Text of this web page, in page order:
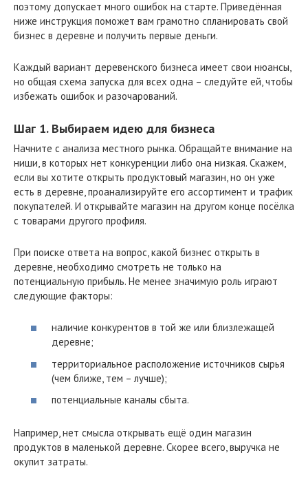
поэтому допускает много ошибок на старте. Приведённая
ниже инструкция поможет вам грамотно спланировать свой
бизнес в деревне и получить первые деньги.
Каждый вариант деревенского бизнеса имеет свои нюансы,
но общая схема запуска для всех одна – следуйте ей, чтобы
избежать ошибок и разочарований.
Шаг 1. Выбираем идею для бизнеса
Начните с анализа местного рынка. Обращайте внимание на
ниши, в которых нет конкуренции либо она низкая. Скажем,
если вы хотите открыть продуктовый магазин, но он уже
есть в деревне, проанализируйте его ассортимент и трафик
покупателей. И открывайте магазин на другом конце посёлка
с товарами другого профиля.
При поиске ответа на вопрос, какой бизнес открыть в
деревне, необходимо смотреть не только на
потенциальную прибыль. Не менее значимую роль играют
следующие факторы:
наличие конкурентов в той же или близлежащей
деревне;
территориальное расположение источников сырья
(чем ближе, тем – лучше);
потенциальные каналы сбыта.
Например, нет смысла открывать ещё один магазин
продуктов в маленькой деревне. Скорее всего, выручка не
окупит затраты.